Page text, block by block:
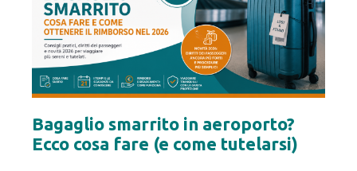
Bagaglio smarrito in aeroporto?
Ecco cosa fare (e come tutelarsi)